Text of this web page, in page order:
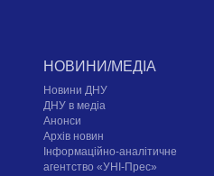
НОВИНИ/МЕДІА
Новини ДНУ
ДНУ в медіа
Анонси
Архів новин
Інформаційно-аналітичне
агентство «УНІ-Прес»